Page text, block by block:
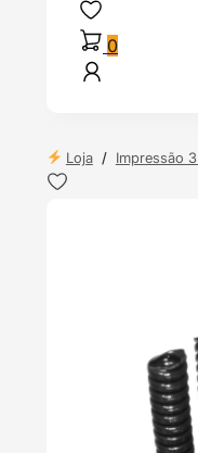
0
Loja / Impressão